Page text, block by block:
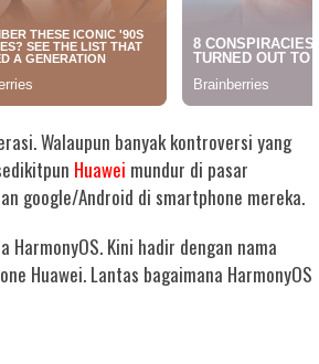
Walaupun banyak kontroversi yang
Huawei mundur di pasar
google/Android di smartphone mereka.
Kini hadir dengan nama
Huawei. Lantas bagaimana HarmonyOS